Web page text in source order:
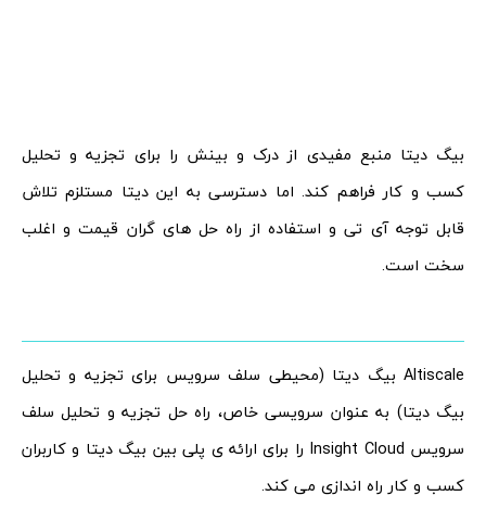
بیگ دیتا منبع مفیدی از درک و بینش را برای تجزیه و تحلیل
کسب و کار فراهم کند. اما دسترسی به این دیتا مستلزم تلاش
قابل توجه آی تی و استفاده از راه حل های گران قیمت و اغلب
سخت است.
Altiscale بیگ دیتا (محیطی سلف سرویس برای تجزیه و تحلیل
بیگ دیتا) به عنوان سرویسی خاص، راه حل تجزیه و تحلیل سلف
سرویس Insight Cloud را برای ارائه ی پلی بین بیگ دیتا و کاربران
کسب و کار راه اندازی می کند.